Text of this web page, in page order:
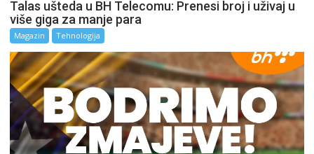
Talas ušteda u BH Telecomu: Prenesi broj i uživaj u
više giga za manje para
Magazin Tehnologija